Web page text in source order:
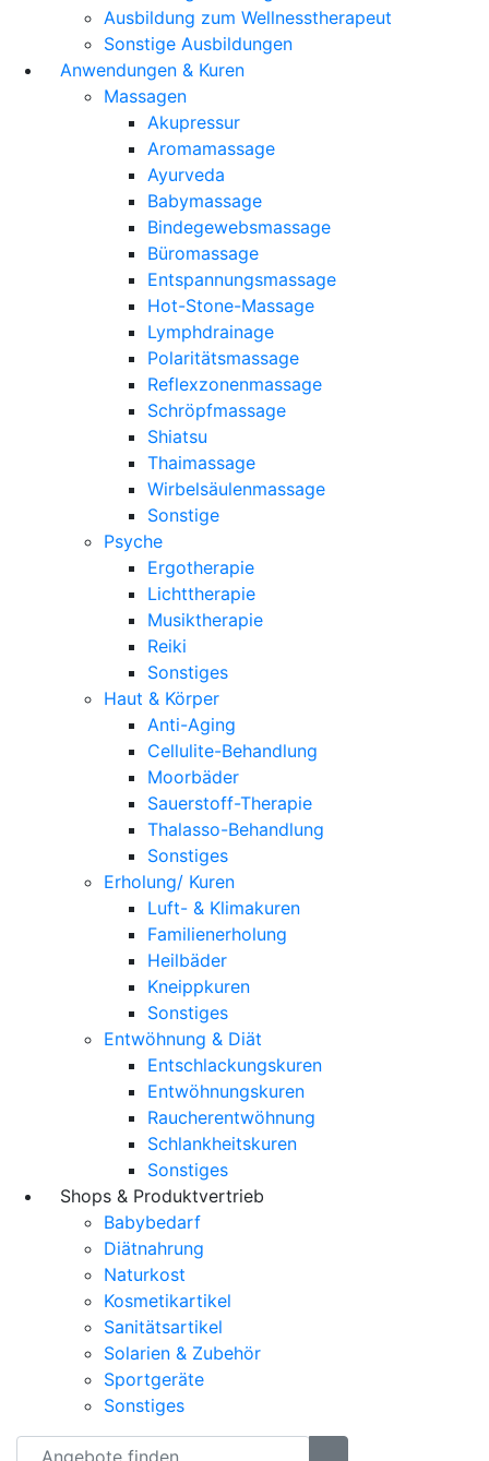
Ausbildung zum Wellnesstherapeut
Sonstige Ausbildungen
Anwendungen & Kuren
Massagen
Akupressur
Aromamassage
Ayurveda
Babymassage
Bindegewebsmassage
Büromassage
Entspannungsmassage
Hot-Stone-Massage
Lymphdrainage
Polaritätsmassage
Reflexzonenmassage
Schröpfmassage
Shiatsu
Thaimassage
Wirbelsäulenmassage
Sonstige
Psyche
Ergotherapie
Lichttherapie
Musiktherapie
Reiki
Sonstiges
Haut & Körper
Anti-Aging
Cellulite-Behandlung
Moorbäder
Sauerstoff-Therapie
Thalasso-Behandlung
Sonstiges
Erholung/ Kuren
Luft- & Klimakuren
Familienerholung
Heilbäder
Kneippkuren
Sonstiges
Entwöhnung & Diät
Entschlackungskuren
Entwöhnungskuren
Raucherentwöhnung
Schlankheitskuren
Sonstiges
Shops & Produktvertrieb
Babybedarf
Diätnahrung
Naturkost
Kosmetikartikel
Sanitätsartikel
Solarien & Zubehör
Sportgeräte
Sonstiges